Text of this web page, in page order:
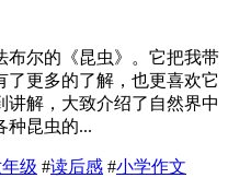
布尔的《昆虫》。它把我带
更多的了解，也更喜欢它
解，大致介绍了自然界中
种昆虫的...
级 #读后感 #小学作文